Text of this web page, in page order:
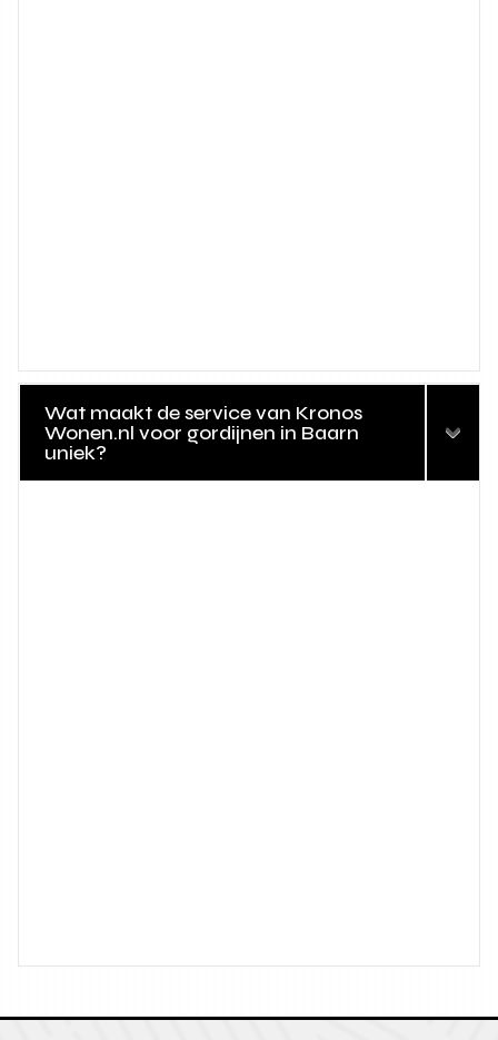
Wat maakt de service van Kronos
Wonen.nl voor gordijnen in Baarn
uniek?